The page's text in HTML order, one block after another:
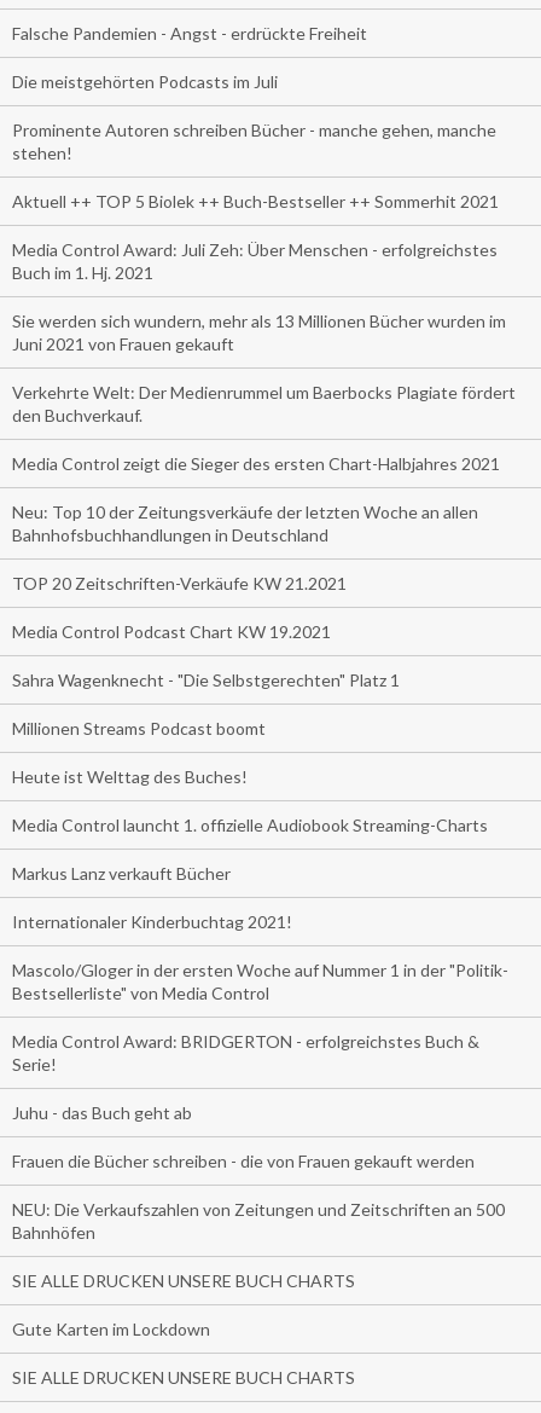
Falsche Pandemien - Angst - erdrückte Freiheit
Die meistgehörten Podcasts im Juli
Prominente Autoren schreiben Bücher - manche gehen, manche
stehen!
Aktuell ++ TOP 5 Biolek ++ Buch-Bestseller ++ Sommerhit 2021
Media Control Award: Juli Zeh: Über Menschen - erfolgreichstes
Buch im 1. Hj. 2021
Sie werden sich wundern, mehr als 13 Millionen Bücher wurden im
Juni 2021 von Frauen gekauft
Verkehrte Welt: Der Medienrummel um Baerbocks Plagiate fördert
den Buchverkauf.
Media Control zeigt die Sieger des ersten Chart-Halbjahres 2021
Neu: Top 10 der Zeitungsverkäufe der letzten Woche an allen
Bahnhofsbuchhandlungen in Deutschland
TOP 20 Zeitschriften-Verkäufe KW 21.2021
Media Control Podcast Chart KW 19.2021
Sahra Wagenknecht - "Die Selbstgerechten" Platz 1
Millionen Streams Podcast boomt
Heute ist Welttag des Buches!
Media Control launcht 1. offizielle Audiobook Streaming-Charts
Markus Lanz verkauft Bücher
Internationaler Kinderbuchtag 2021!
Mascolo/Gloger in der ersten Woche auf Nummer 1 in der "Politik-
Bestsellerliste" von Media Control
Media Control Award: BRIDGERTON - erfolgreichstes Buch &
Serie!
Juhu - das Buch geht ab
Frauen die Bücher schreiben - die von Frauen gekauft werden
NEU: Die Verkaufszahlen von Zeitungen und Zeitschriften an 500
Bahnhöfen
SIE ALLE DRUCKEN UNSERE BUCH CHARTS
Gute Karten im Lockdown
SIE ALLE DRUCKEN UNSERE BUCH CHARTS